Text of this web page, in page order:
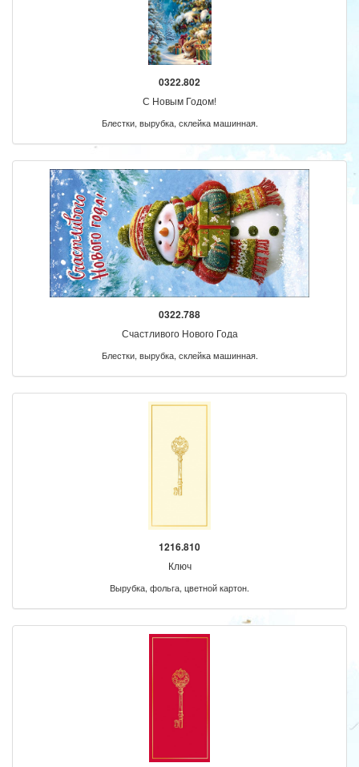
0322.802
С Новым Годом!
Блестки, вырубка, склейка машинная.
0322.788
Счастливого Нового Года
Блестки, вырубка, склейка машинная.
1216.810
Ключ
Вырубка, фольга, цветной картон.